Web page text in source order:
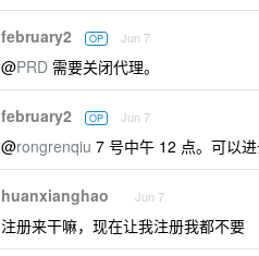
february2 OP Jun 7
@PRD 需要关闭代理。
february2 OP Jun 7
@rongrenqiu 7 号中午 12 点。可以
huanxianghao Jun 7
注册来干嘛，现在让我注册我都不要